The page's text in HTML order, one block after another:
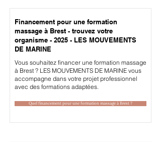
Financement pour une formation
massage à Brest - trouvez votre
organisme - 2025 - LES MOUVEMENTS
DE MARINE
Vous souhaitez financer une formation massage
à Brest ? LES MOUVEMENTS DE MARINE vous
accompagne dans votre projet professionnel
avec des formations adaptées.
Quel financement pour une formation massage à Brest ?